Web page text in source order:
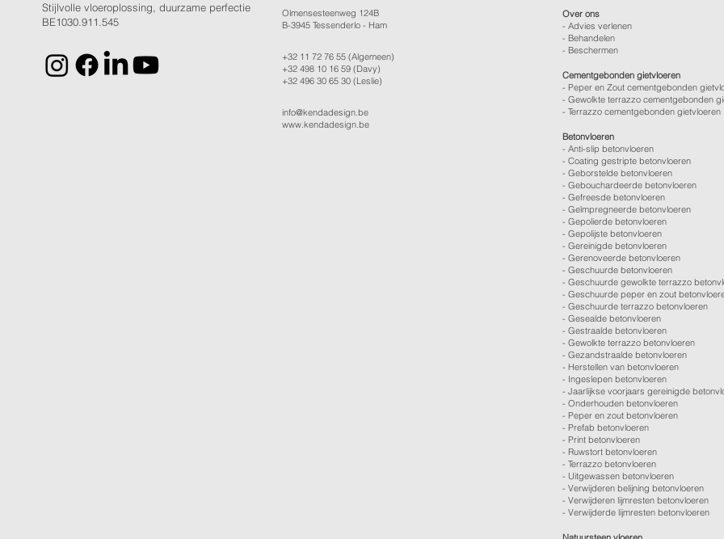
Stijlvolle vloeroplossing, duurzame perfectie
BE1030.911.545
Olmensesteenweg 124B
B-3945 Tessenderlo - Ham
+32 11 72 76 55 (Algemeen)
+32 498 10 16 59 (Davy)
+32 496 30 65 30 (Leslie)
info@kendadesign.be
www.kendadesign.be
Over ons
-Advies verlenen
- Behandelen
- Beschermen
Cementgebonden gietvloeren
- Peper en Zout cementgebonden
- Gewolkte terrazzo cementgebonden
- Terrazzo cementgebonden gietvloeren
Betonvloeren
-Anti-slip betonvloeren
-Coating gestripte betonvloeren
-Geborstelde betonvloeren
-Gebouchardeerde betonvloeren
-Gefreesde betonvloeren
-Geïmpregneerde betonvloeren
-Gepolierde betonvloeren
-Gepolijste betonvloeren
- Gereinigde betonvloeren
-Gerenoveerde betonvloeren
-Geschuurde betonvloeren
-Geschuurde gewolkte terrazzo
-Geschuurde peper en zout
-Geschuurde terrazzo betonvloeren
-Gesealde betonvloeren
-Gestraalde betonvloeren
-Gewolkte terrazzo betonvloeren
-Gezandstraalde betonvloeren
- Herstellen van betonvloeren
- Ingeslepen betonvloeren
-Jaarlijkse voorjaars gereinigde
-Onderhouden betonvloeren
-Peper en zout betonvloeren
-Prefab betonvloeren
- Print betonvloeren
- Ruwstort betonvloeren
-Terrazzo betonvloeren
- Uitgewassen betonvloeren
-Verwijderen belijning betonvloeren
-Verwijderen lijmresten betonvloeren
- Verwijderde lijmresten betonvloeren